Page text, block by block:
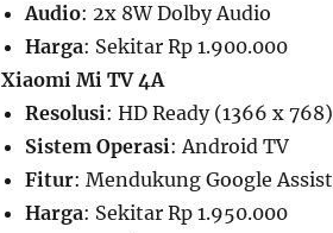
Audio: 2x 8W Dolby Audio
Harga: Sekitar Rp 1.900.000
Xiaomi Mi TV 4A
Resolusi: HD Ready (1366 x 768)
Sistem Operasi: Android TV
Fitur: Mendukung Google
Harga: Sekitar Rp 1.950.000